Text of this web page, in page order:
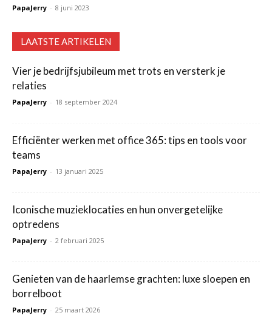
PapaJerry - 8 juni 2023
LAATSTE ARTIKELEN
Vier je bedrijfsjubileum met trots en versterk je
relaties
PapaJerry - 18 september 2024
Efficiënter werken met office 365: tips en tools voor
teams
PapaJerry - 13 januari 2025
Iconische muzieklocaties en hun onvergetelijke
optredens
PapaJerry - 2 februari 2025
Genieten van de haarlemse grachten: luxe sloepen en
borrelboot
PapaJerry - 25 maart 2026